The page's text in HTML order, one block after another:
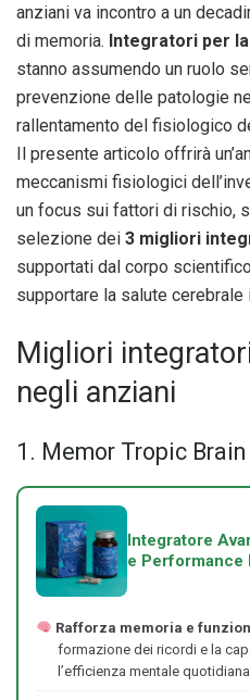
anziani va incontro a un
di memoria. Integratori per
stanno assumendo un ruolo
prevenzione delle patologie
rallentamento del fisiologico
Il presente articolo offrirà
meccanismi fisiologici
un focus sui fattori di rischio,
selezione dei 3 migliori
supportati dal corpo
supportare la salute cerebrale
Migliori
negli anziani
1. Memor Tropic
Integratore
e Performance
Rafforza memoria e
formazione dei ricordi e la
l’efficienza mentale